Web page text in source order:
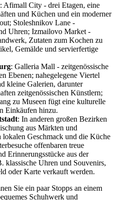
: Afimall City - drei Etagen, eine
und Küchen und ein moderner
Stoleshnikov Lane -
Uhren; Izmailovo Market -
Zutaten zum Kochen zu
Gemälde und servierfertige
: Galleria Mall - zeitgenössische
Ebenen; nahegelegene Viertel
kleine Galerien, darunter
zeitgenössischen Künstlern;
zu Museen fügt eine kulturelle
Einkäufen hinzu.
: In anderen großen Bezirken
aus Märkten und
lokalen Geschmack und die Küche
offenbaren treue
Erinnerungsstücke aus der
klassische Uhren und Souvenirs,
oder Karte verkauft werden.
Sie ein paar Stopps an einem
Schuhwerk und